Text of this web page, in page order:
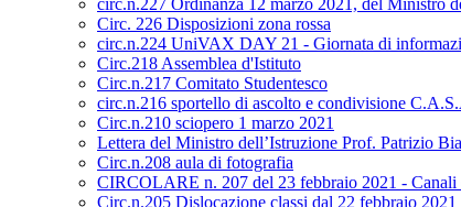
circ.n.227 Ordinanza 12 marzo 2021, del Ministro
Circ. 226 Disposizioni zona rossa
circ.n.224 UniVAX DAY 21 - Giornata di
Circ.218 Assemblea d'Istituto
Circ.n.217 Comitato Studentesco
circ.n.216 sportello di ascolto e condivisione
Circ.n.210 sciopero 1 marzo 2021
Lettera del Ministro dell’Istruzione Prof. Patrizio
Circ.n.208 aula di fotografia
CIRCOLARE n. 207 del 23 febbraio 2021 - Canali
Circ.n.205 Dislocazione classi dal 22 febbraio 2021